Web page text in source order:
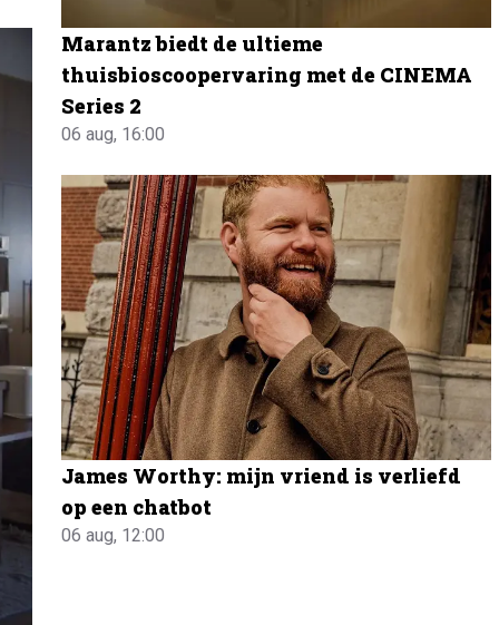
Marantz biedt de ultieme
thuisbioscoopervaring met de CINEMA
Series 2
06 aug, 16:00
James Worthy: mijn vriend is verliefd
op een chatbot
06 aug, 12:00